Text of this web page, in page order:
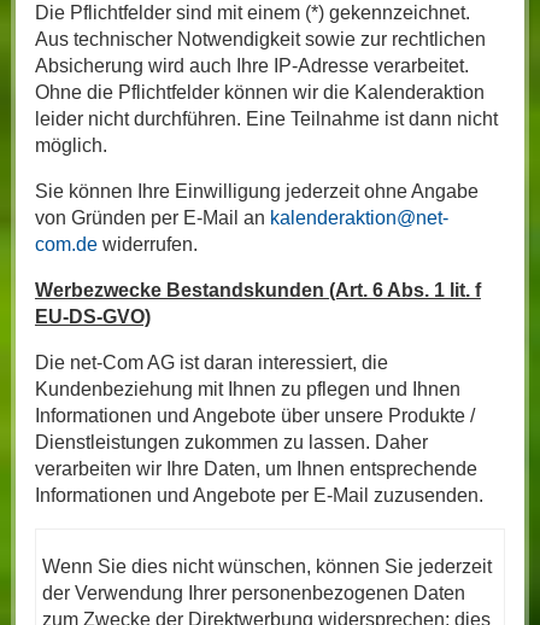
Die Pflichtfelder sind mit einem (*) gekennzeichnet.
Aus technischer Notwendigkeit sowie zur rechtlichen
Absicherung wird auch Ihre IP-Adresse verarbeitet.
Ohne die Pflichtfelder können wir die Kalenderaktion
leider nicht durchführen. Eine Teilnahme ist dann nicht
möglich.
Sie können Ihre Einwilligung jederzeit ohne Angabe
von Gründen per E-Mail an kalenderaktion@net-
com.dewiderrufen.
Werbezwecke Bestandskunden (Art. 6 Abs. 1 lit. f
EU-DS-GVO)
Die net-Com AG ist daran interessiert, die
Kundenbeziehung mit Ihnen zu pflegen und Ihnen
Informationen und Angebote über unsere Produkte /
Dienstleistungen zukommen zu lassen. Daher
verarbeiten wir Ihre Daten, um Ihnen entsprechende
Informationen und Angebote per E-Mail zuzusenden.
Wenn Sie dies nicht wünschen, können Sie jederzeit
der Verwendung Ihrer personenbezogenen Daten
zum Zwecke der Direktwerbung widersprechen; dies